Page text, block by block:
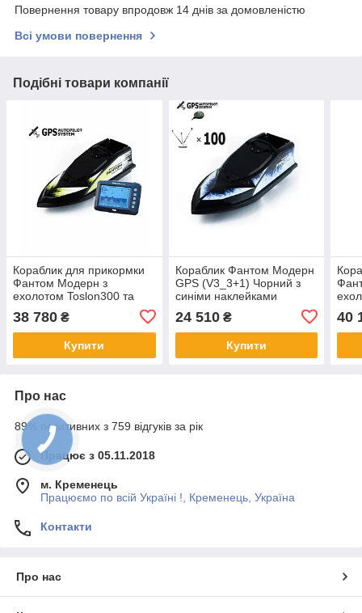
Повернення товару впродовж 14 днів за домовленістю
Всі умови повернення
Подібні товари компанії
Кораблик для прикормки
Фантом Модерн з
ехолотом Toslon300 та
GPS автопілотом (V3_9+1)
Чорний з зеленими
наклейками
38 780 ₴
Купити
Кораблик Фантом Модерн
GPS (V3_3+1) Чорний з
синіми наклейками
24 510₴
Купити
40
Про нас
89% позитивних з 759 відгуків за рік
Працює з 05.11.2018
м. Кременець
Працюємо по всій Україні !, Кременець, Україна
Контакти
Про нас